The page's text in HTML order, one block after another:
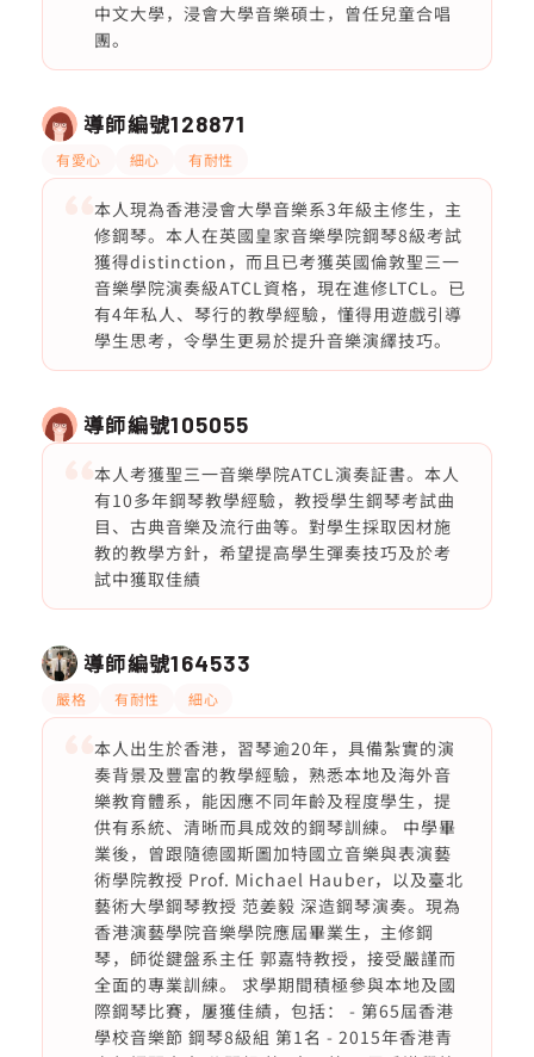
中文大學，浸會大學音樂碩士，曾任兒童合唱
團。
導師編號128871
有愛心 細心 有耐性
本人現為香港浸會大學音樂系3年級主修生，主
修鋼琴。本人在英國皇家音樂學院鋼琴8級考試
獲得distinction，而且已考獲英國倫敦聖三一
音樂學院演奏級ATCL資格，現在進修LTCL。已
有4年私人、琴行的教學經驗，懂得用遊戲引導
學生思考，令學生更易於提升音樂演繹技巧。
導師編號105055
本人考獲聖三一音樂學院ATCL演奏証書。本人
有10多年鋼琴教學經驗，教授學生鋼琴考試曲
目、古典音樂及流行曲等。對學生採取因材施
教的教學方針，希望提高學生彈奏技巧及於考
試中獲取佳績
導師編號164533
嚴格 有耐性 細心
本人出生於香港，習琴逾20年，具備紮實的演
奏背景及豐富的教學經驗，熟悉本地及海外音
樂教育體系，能因應不同年齡及程度學生，提
供有系統、清晰而具成效的鋼琴訓練。 中學畢
業後，曾跟隨德國斯圖加特國立音樂與表演藝
術學院教授 Prof. Michael Hauber，以及臺北
藝術大學鋼琴教授 范姜毅 深造鋼琴演奏。現為
香港演藝學院音樂學院應屆畢業生，主修鋼
琴，師從鍵盤系主任 郭嘉特教授，接受嚴謹而
全面的專業訓練。 求學期間積極參與本地及國
際鋼琴比賽，屢獲佳績，包括： - 第65屆香港
學校音樂節 鋼琴8級組 第1名 - 2015年香港青